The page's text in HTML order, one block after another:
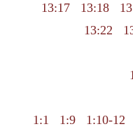
13:17
13:18
13:22
1:1
1:9 1:10-12